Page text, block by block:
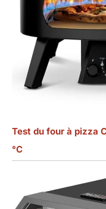
Test du four à pizza
°C